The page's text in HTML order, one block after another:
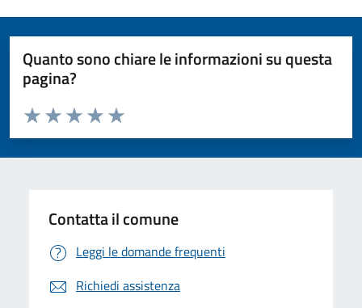
Quanto sono chiare le informazioni su questa
pagina?
Valuta da 1 a 5 stelle la pagina
Valuta 5 stelle su 5
Valuta 4 stelle su 5
Valuta 3 stelle su 5
Valuta 2 stelle su 5
Valuta 1 stelle su 5
Contatta il comune
Leggi le domande frequenti
Richiedi assistenza